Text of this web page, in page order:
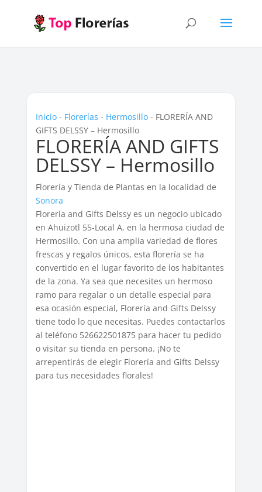
Inicio- Florerías - Hermosillo- FLORERÍA AND
GIFTS DELSSY – Hermosillo
FLORERÍA AND GIFTS
DELSSY – Hermosillo
Florería y Tienda de Plantas en la localidad de
Sonora
Florería and Gifts Delssy es un negocio ubicado
en Ahuizotl 55-Local A, en la hermosa ciudad de
Hermosillo. Con una amplia variedad de flores
frescas y regalos únicos, esta florería se ha
convertido en el lugar favorito de los habitantes
de la zona. Ya sea que necesites un hermoso
ramo para regalar o un detalle especial para
esa ocasión especial, Florería and Gifts Delssy
tiene todo lo que necesitas. Puedes contactarlos
al teléfono 526622501875 para hacer tu pedido
o visitar su tienda en persona. ¡No te
arrepentirás de elegir Florería and Gifts Delssy
para tus necesidades florales!